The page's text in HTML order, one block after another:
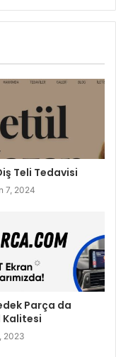
Teli Tedavisi
7, 2024
Parça da
Kalitesi
2023